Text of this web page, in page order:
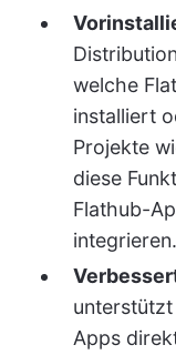
welche
installiert
Projekte
diese
Flathub-
integrieren.
Apps